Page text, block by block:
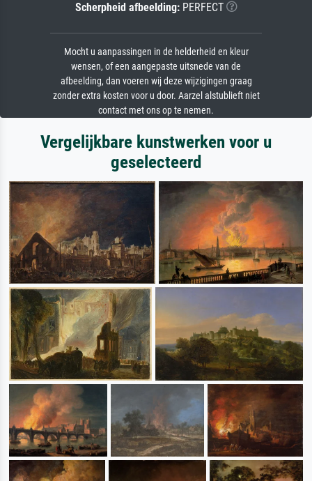
Scherpheid afbeelding:PERFECT
Mocht u aanpassingen in de helderheid en kleur
wensen, of een aangepaste uitsnede van de
afbeelding, dan voeren wij deze wijzigingen graag
zonder extra kosten voor u door. Aarzel alstublieft niet
contact met ons op te nemen.
Vergelijkbare kunstwerken voor u
geselecteerd